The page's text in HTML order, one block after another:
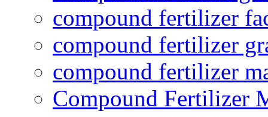
compound fertilizer
compound fertilizer
compound fertilizer
Compound Fertilizer